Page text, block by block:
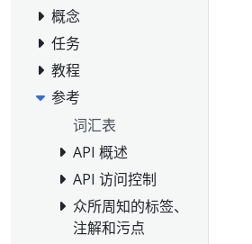
概念
任务
教程
参考
词汇表
API 概述
API 访问控制
众所周知的标签、
注解和污点